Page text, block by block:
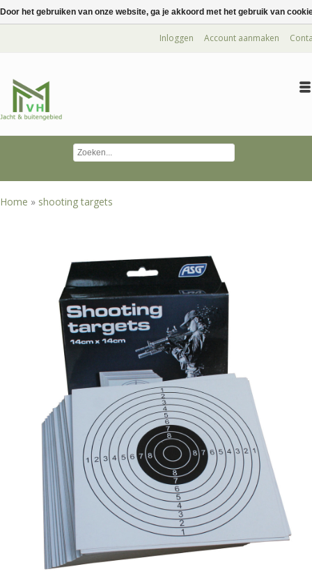
Inloggen Account aanmaken
Home » shooting targets
Door het gebruiken van onze website, ga je akkoord met het gebruik van